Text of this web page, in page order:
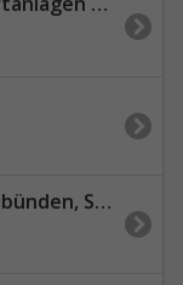
- West